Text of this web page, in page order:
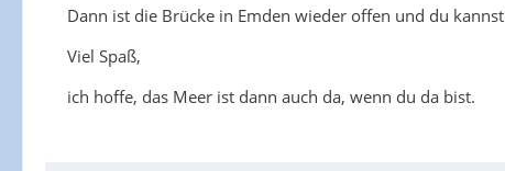
Dann ist die Brücke in Emden wieder offen und du
Viel Spaß,
ich hoffe, das Meer ist dann auch da, wenn du da bist.